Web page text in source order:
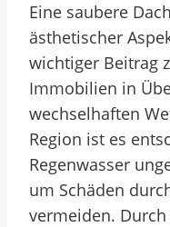
Eine saubere
ästhetischer
wichtiger Beitrag
Immobilien in
wechselhaften
Region ist es
Regenwasser
um Schäden
vermeiden.